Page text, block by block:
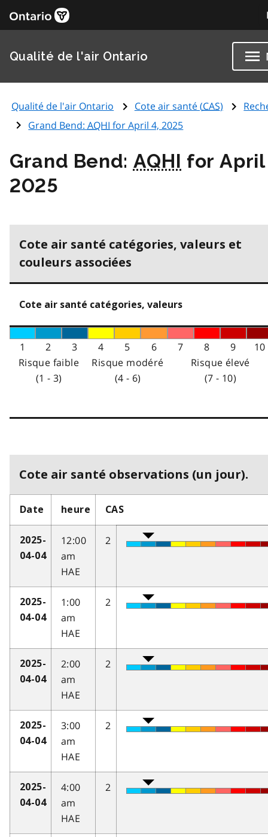
Qualité de l'air Ontario
Qualité de l'air Ontario Cote air santé (CAS)
Grand Bend:AQHI for April 4, 2025
Grand Bend: AQHI for April
2025
Cote air santé catégories, valeurs et
couleurs associées
Cote air santé catégories, valeurs
1 2 3 4 5 6 7 8 9
10
Risque faible
(1 - 3)
Risque modéré
(4 - 6)
Risque élevé
(7 - 10)
Cote air santé observations (un jour).
Date heure CAS
2025-
04-04
12:00
am
HAE
2
2025-
04-04
1:00
am
HAE
2
2025-
04-04
2:00
am
HAE
2
2025-
04-04
3:00
am
HAE
2
2025-
04-04
4:00
am
HAE
2